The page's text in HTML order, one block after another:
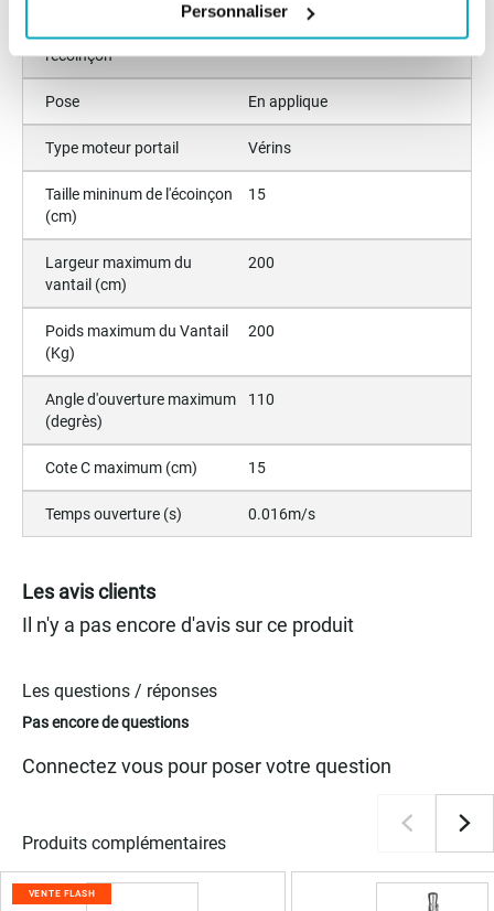
Personnaliser
Taille minimum de
l'écoinçon
13-25
Pose En applique
Type moteur portail Vérins
Taille mininum de l'écoinçon
(cm)
15
Largeur maximum du
vantail (cm)
200
Poids maximum du Vantail
(Kg)
200
Angle d'ouverture maximum
(degrès)
110
Cote C maximum (cm) 15
Temps ouverture (s) 0.016m/s
Les avis clients
Il n'y a pas encore d'avis sur ce produit
Les questions / réponses
Pas encore de questions
Connectez vous pour poser votre question
Produits complémentaires
VENTE FLASH